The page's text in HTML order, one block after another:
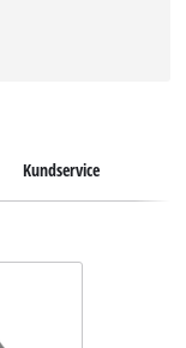
Kundservice